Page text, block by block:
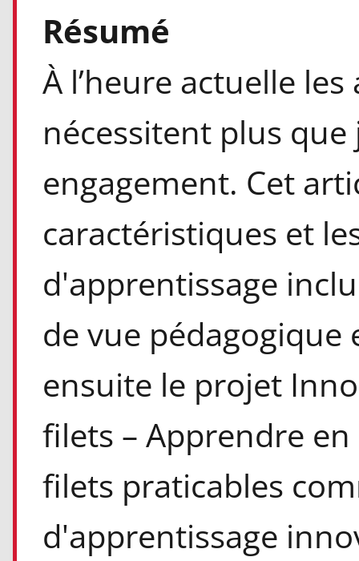
Résumé
À l’heure actuelle
nécessitent plus
engagement. Cet
caractéristiques et
d'apprentissage
de vue
ensuite le projet
filets – Apprendre
filets praticables
d'apprentissage